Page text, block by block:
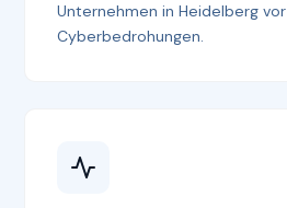
Unternehmen in Heidelberg vor
Cyberbedrohungen.